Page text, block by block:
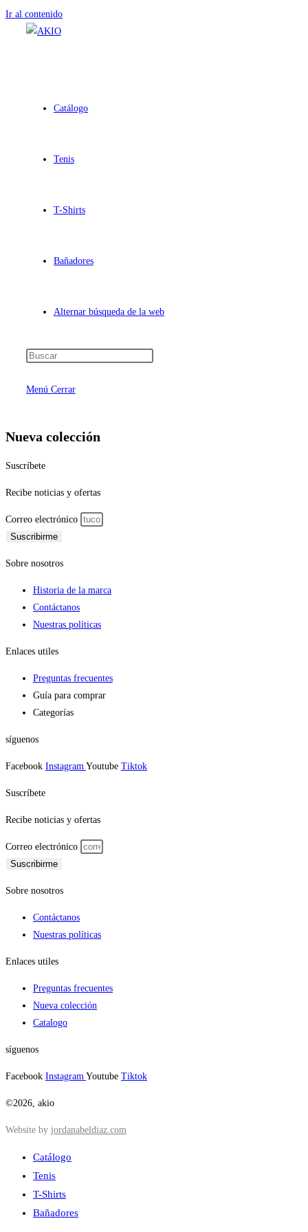
Ir al contenido
Catálogo
Tenis
T-Shirts
Bañadores
Alternar búsqueda de la web
Menú Cerrar
Nueva colección
Suscríbete
Recibe noticias y ofertas
Correo electrónico
Suscribirme
Sobre nosotros
Historia de la marca
Contáctanos
Nuestras políticas
Enlaces utiles
Preguntas frecuentes
Guía para comprar
Categorías
síguenos
Facebook Instagram Youtube Tiktok
Suscríbete
Recibe noticias y ofertas
Correo electrónico
Suscribirme
Sobre nosotros
Contáctanos
Nuestras políticas
Enlaces utiles
Preguntas frecuentes
Nueva colección
Catalogo
síguenos
Facebook Instagram Youtube Tiktok
©2026, akio
Website by jordanabeldiaz.com
Catálogo
Tenis
T-Shirts
Bañadores